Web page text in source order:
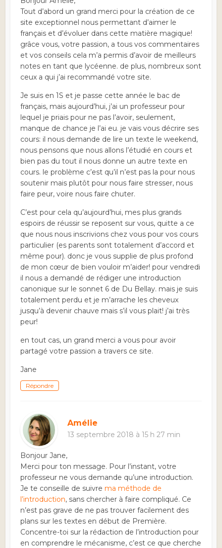
Tout d’abord un grand merci pour la création de ce
site exceptionnel nous permettant d’aimer le
français et d’évoluer dans cette matière magique!
grâce vous, votre passion, a tous vos commentaires
et vos conseils cela m’a permis d’avoir de meilleurs
notes en tant que lycéenne. de plus, nombreux sont
ceux a qui j’ai recommandé votre site.
Je suis en 1S et je passe cette année le bac de
français, mais aujourd’hui, j’ai un professeur pour
lequel je priais pour ne pas l’avoir, seulement,
manque de chance je l’ai eu. je vais vous décrire ses
cours: il nous demande de lire un texte le weekend,
nous pensons que nous allons l’étudié en cours et
bien pas du tout il nous donne un autre texte en
cours. le problème c’est qu’il n’est pas la pour nous
soutenir mais plutôt pour nous faire stresser, nous
faire peur, voire nous faire chuter.
C’est pour cela qu’aujourd’hui, mes plus grands
espoirs de réussir se reposent sur vous, quitte a ce
que nous nous inscrivions chez vous pour vos cours
particulier (es parents sont totalement d’accord et
même pour). donc je vous supplie de plus profond
de mon cœur de bien vouloir m’aider! pour vendredi
il nous a demandé de rédiger une introduction
canonique sur le sonnet 6 de Du Bellay. mais je suis
totalement perdu et je m’arrache les cheveux
jusqu’à devenir chauve mais s’il vous plait! j’ai très
peur!
en tout cas, un grand merci a vous pour avoir
partagé votre passion a travers ce site.
Jane
Répondre
Amélie
13 septembre 2018 à 15 h 27 min
Bonjour Jane,
Merci pour ton message. Pour l’instant, votre
professeur ne vous demande qu’une introduction.
Je te conseille de suivrema méthode de
l’introduction, sans chercher à faire compliqué. Ce
n’est pas grave de ne pas trouver facilement des
plans sur les textes en début de Première.
Concentre-toi sur la rédaction de l’introduction pour
en comprendre le mécanisme, c’est ce que cherche